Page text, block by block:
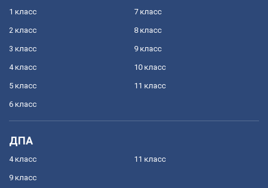
1 класс
2 класс
3 класс
4 класс
5 класс
6 класс
7 класс
8 класс
9 класс
10 класс
11 класс
ДПА
4 класс
9 класс
11 класс